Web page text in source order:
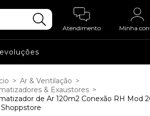
Atendimento Minha
> Ar & Ventilação >
& Exaustores >
de Ar 120m2 Conexão RH Mod